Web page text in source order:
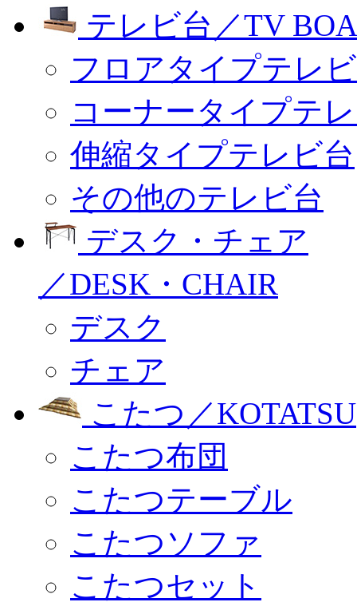
テレビ台／TV
フロアタイプテレ
コーナータイプテ
伸縮タイプテレビ台
その他のテレビ台
デスク・チェア
／DESK・CHAIR
デスク
チェア
こたつ／KOTATSU
こたつ布団
こたつテーブル
こたつソファ
こたつセット